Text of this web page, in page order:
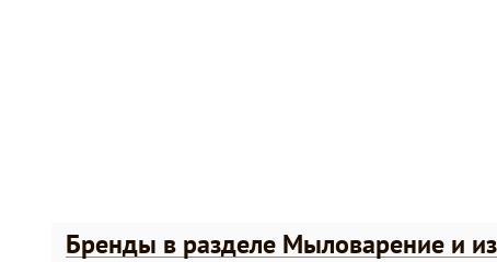
Бренды в разделе Мыловарение и